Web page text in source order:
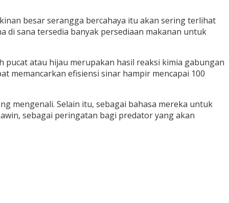
besar serangga bercahaya itu akan sering terlihat
di sana tersedia banyak persediaan makanan untuk
atau hijau merupakan hasil reaksi kimia gabungan
memancarkan efisiensi sinar hampir mencapai 100
mengenali. Selain itu, sebagai bahasa mereka untuk
sebagai peringatan bagi predator yang akan